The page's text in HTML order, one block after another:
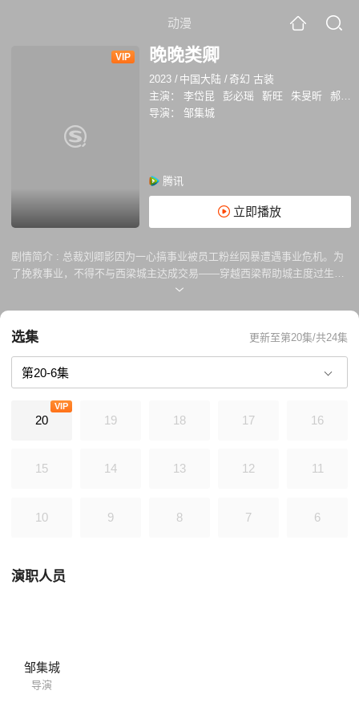
动漫
VIP 晚晚类卿
2023 / 中国大陆 / 奇幻 古装
主演：
李岱昆 彭必瑶 靳旺 朱旻昕
郝熠然
导演：
邹集城
腾讯
立即播放
剧情简介 : 总裁刘卿影因为一心搞事业被员工粉丝网暴遭遇事业危机。为
了挽救事业，不得不与西梁城主达成交易——穿越西梁帮助城主度过生死
大劫。但是事业心总裁刘卿影万万没想到，这个城主后宫男宠众多，个个
城主的使命……
选集 更新至第20集/共24集
20
VIP
19 18 17 16
15 14 13 12 11
10 9 8 7 6
演职人员
邹集城
导演